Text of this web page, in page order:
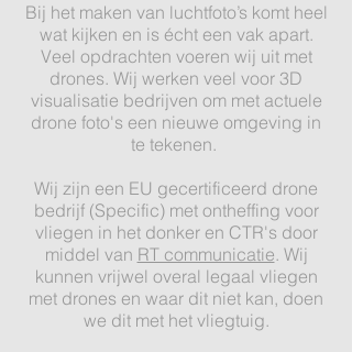
Bij het maken van luchtfoto’s komt heel
wat kijken en is écht een vak apart.
Veel opdrachten voeren wij uit met
drones. Wij werken veel voor 3D
visualisatie bedrijven om met actuele
drone foto's een nieuwe omgeving in
te tekenen.
Wij zijn een EU gecertificeerd drone
bedrijf (Specific) met ontheffing voor
vliegen in het donker en CTR's door
middel van RT communicatie. Wij
kunnen vrijwel overal legaal vliegen
met drones en waar dit niet kan, doen
we dit met het vliegtuig.